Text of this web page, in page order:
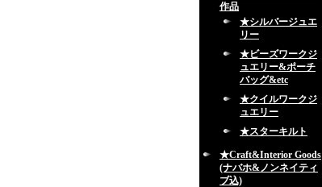
作品
★シルバージュエ
リー
★ビーズワークジ
ュエリー&ポーチ
バッグ&etc
★クイルワークジ
ュエリー
★スターキルト
★Craft&Interior Goods
(ナバホ&ノンネイティ
ブ込)